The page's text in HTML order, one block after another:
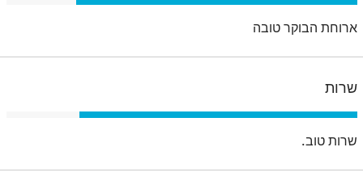
ארוחת הבוקר טובה
שרות
שרות טוב.